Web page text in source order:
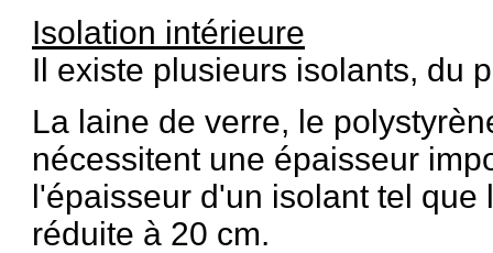
Isolation intérieure
Il existe plusieurs isolants, du
La laine de verre, le
nécessitent une épaisseur
l'épaisseur d'un isolant tel
réduite à 20 cm.